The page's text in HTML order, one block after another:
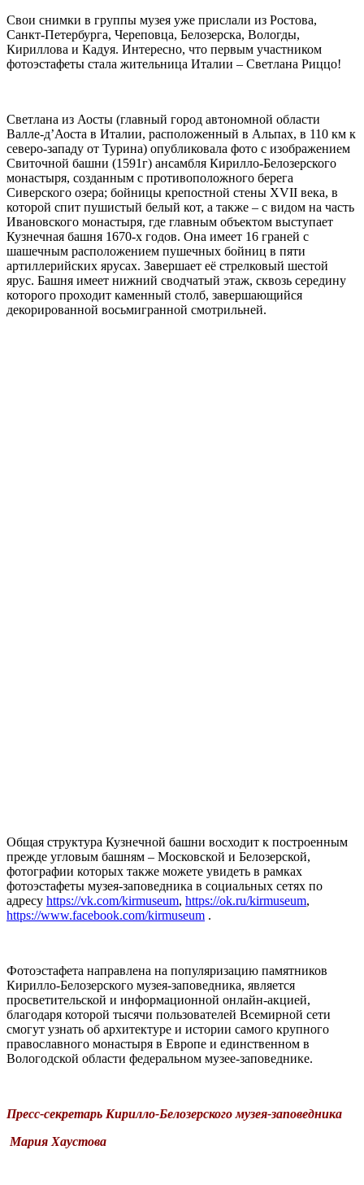
Свои снимки в группы музея уже прислали из Ростова,
Санкт-Петербурга, Череповца, Белозерска, Вологды,
Кириллова и Кадуя. Интересно, что первым участником
фотоэстафеты стала жительница Италии – Светлана Риццо!
Светлана из Аосты (главный город автономной области
Валле-д’Аоста в Италии, расположенный в Альпах, в 110 км к
северо-западу от Турина) опубликовала фото с изображением
Свиточной башни (1591г) ансамбля Кирилло-Белозерского
монастыря, созданным с противоположного берега
Сиверского озера; бойницы крепостной стены XVII века, в
которой спит пушистый белый кот, а также – с видом на часть
Ивановского монастыря, где главным объектом выступает
Кузнечная башня 1670-х годов. Она имеет 16 граней с
шашечным расположением пушечных бойниц в пяти
артиллерийских ярусах. Завершает её стрелковый шестой
ярус. Башня имеет нижний сводчатый этаж, сквозь середину
которого проходит каменный столб, завершающийся
декорированной восьмигранной смотрильней.
Общая структура Кузнечной башни восходит к построенным
прежде угловым башням – Московской и Белозерской,
фотографии которых также можете увидеть в рамках
фотоэстафеты музея-заповедника в социальных сетях по
адресу https://vk.com/kirmuseum, https://ok.ru/kirmuseum,
https://www.facebook.com/kirmuseum .
Фотоэстафета направлена на популяризацию памятников
Кирилло-Белозерского музея-заповедника, является
просветительской и информационной онлайн-акцией,
благодаря которой тысячи пользователей Всемирной сети
смогут узнать об архитектуре и истории самого крупного
православного монастыря в Европе и единственном в
Вологодской области федеральном музее-заповеднике.
Пресс-секретарь Кирилло-Белозерского музея-заповедника
Мария Хаустова